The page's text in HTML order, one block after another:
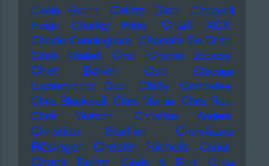
Ceelo Green
Celine Dion
Chappell
Roan
Charley Pride Charli XCX
Charlie Cunningham Charlotte De Witte
Cheb Khaled
Cher Cherno Jobatey
Chet Baker Chic
Chicago
Underground Duo
Chilly Gonzales
Chris Blackwell Chris Martin Chris Rea
Chris Watson
Christian Anders
Christian Steiffen
Christiane
Rösinger
Christin Nichols Christl
Chuck Berry Cindy & Bert
Circa